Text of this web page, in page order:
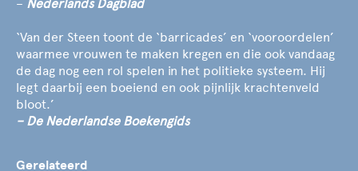
– Nederlands Dagblad
‘Van der Steen toont de ‘barricades’ en ‘vooroordelen’
waarmee vrouwen te maken kregen en die ook vandaag
de dag nog een rol spelen in het politieke systeem. Hij
legt daarbij een boeiend en ook pijnlijk krachtenveld
bloot.’
– De Nederlandse Boekengids
Gerelateerd